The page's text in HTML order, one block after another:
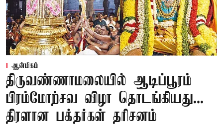
ஆன்மிகம்
திருவண்ணாமலையில் ஆடிப்பூரம்
பிரம்மோற்சவ விழா தொடங்கியது...
திரளான பக்தர்கள் தரிசனம்